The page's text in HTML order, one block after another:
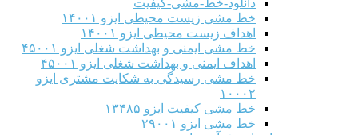
خط مشی زیست محیطی ایزو ۱۴۰۰۱
اهداف زیست محیطی ایزو ۱۴۰۰۱
خط مشی ایمنی و بهداشت شغلی ایزو ۴۵۰۰۱
اهداف ایمنی و بهداشت شغلی ایزو ۴۵۰۰۱
خط مشی رسیدگی به شکایت مشتری ایزو
۱۰۰۰۲
خط مشی کیفیت ایزو ۱۳۴۸۵
خط مشی ایزو ۲۹۰۰۱